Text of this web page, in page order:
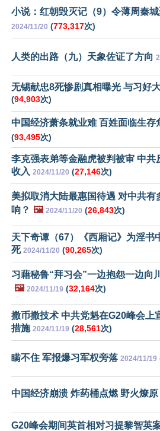
小说：红朝毁灭记（9）令薄周秦
2024/11/20 (773,317次)
人类的出路（九）天象佐证了方向
无锡献忠8死惨剧真相曝光 与习好
(94,903次)
中国经济萧条就业难 百姓面临生存
(93,495次)
李克强表弟等金融虎被判被审 中共
收入 2024/11/20 (27,146次)
美拟取消大陆最惠国待遇 对中共有
响？ 🖼️ 2024/11/20 (26,843次)
天下奇谭（67）《西厢记》为淫书
死 2024/11/20 (90,265次)
习藉秘鲁“拜习会”一边抱怨一边向
🖼️ 2024/11/19 (32,164次)
撒币撒技术 中共党魁在G20峰会上
措施 2024/11/19 (28,561次)
瞒不住 军报爆习军权旁落 2024/11/19
中国经济崩溃 炸药桶点燃 野火燎原
G20峰会期间英首相对习提黎智英